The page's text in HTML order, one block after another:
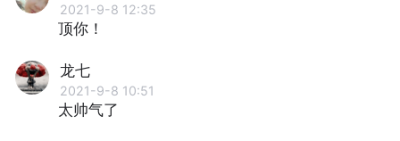
2021-9-8 12:35
顶你！
龙七
2021-9-8 10:51
太帅气了